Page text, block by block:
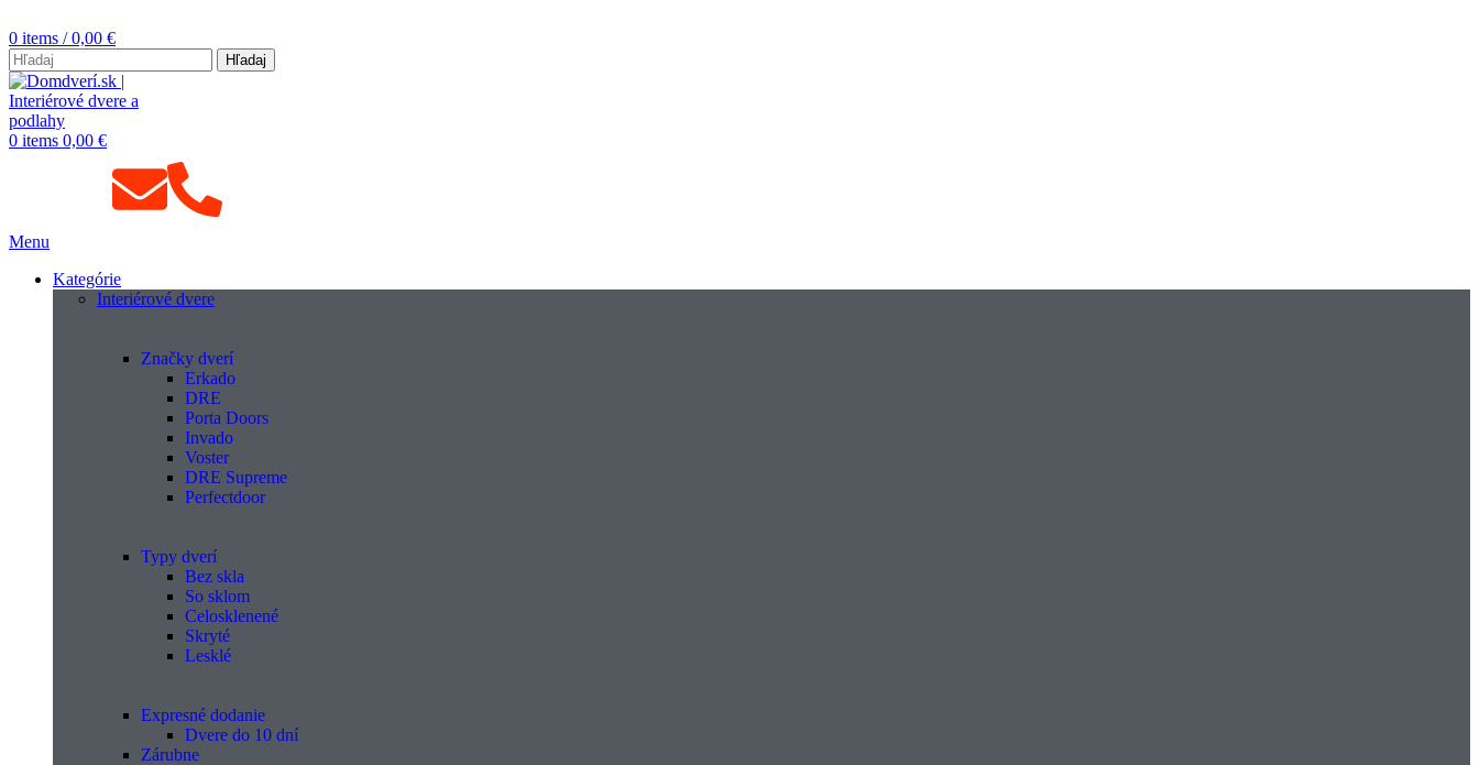
0 items / 0,00 €
Hľadaj
0 items 0,00 €
Menu
Kategórie
Interiérové dvere
Značky dverí
Erkado
DRE
Porta Doors
Invado
Voster
DRE Supreme
Perfectdoor
Typy dverí
Bez skla
So sklom
Celosklenené
Skryté
Lesklé
Expresné dodanie
Dvere do 10 dní
Zárubne